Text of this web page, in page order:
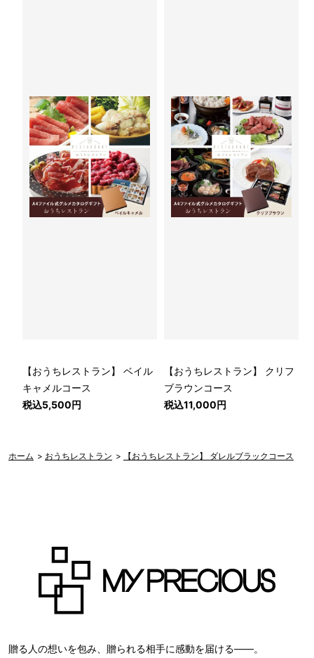
【おうちレストラン】 ベイル
キャメルコース
税込5,500円
【おうちレストラン】 クリフ
ブラウンコース
税込11,000円
ホーム > おうちレストラン > 【おうちレストラン】 ダレルブラックコース
贈る人の想いを包み、贈られる相手に感動を届ける――。